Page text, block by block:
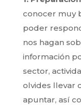
conocer muy
poder
nos hagan
información
sector,
olvides llevar
apuntar, así